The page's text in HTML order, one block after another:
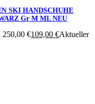
SKI HANDSCHUHE
Gr M ML NEU
250,00 €109,00€Aktueller